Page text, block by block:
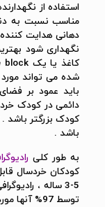
استفاده از
مناسب نسبت به
دهانی هدایت
نگهداری شود
شده می تواند
باید عمود بر
دائمی در کودک
باشد .
به طور کلی
5-3 ساله ،
توسط 97% آنها مورد قبول واقع شود .